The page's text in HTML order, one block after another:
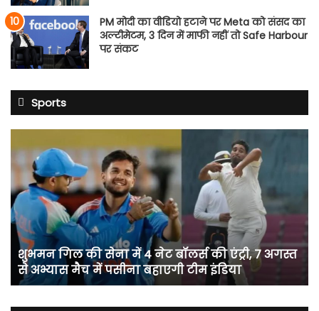
PM मोदी का वीडियो हटाने पर Meta को संसद का
अल्टीमेटम, 3 दिन में माफी नहीं तो Safe Harbour
पर संकट
Sports
गिल
की
में
4
नेट
बॉलर्स
की
एंट्री,
7
शुभमन गिल की सेना में 4 नेट बॉलर्स की एंट्री, 7 अगस्त
से अभ्यास मैच में पसीना बहाएगी टीम इंडिया